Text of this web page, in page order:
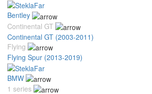
Bentley
Continental GT
Continental GT (2003-2011)
Flying
Flying Spur (2013-2019)
BMW
1 series